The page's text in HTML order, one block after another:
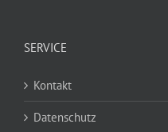
SERVICE
Kontakt
Datenschutz